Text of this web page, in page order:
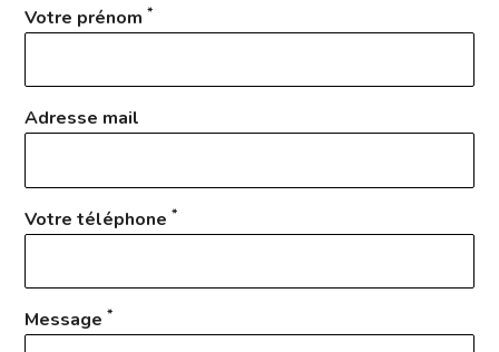
Votre prénom*
Adresse mail
Votre téléphone*
Message*